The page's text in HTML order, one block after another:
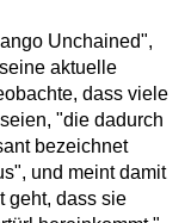
Unchained",
aktuelle
dass viele
"die dadurch
bezeichnet
und meint damit
geht, dass sie